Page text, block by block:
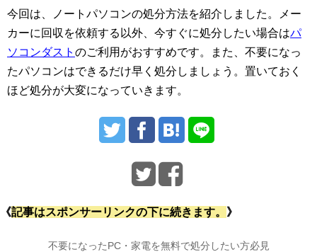
今回は、ノートパソコンの処分方法を紹介しました。メー
カーに回収を依頼する以外、今すぐに処分したい場合はパ
ソコンダスト のご利用がおすすめです。また、不要になっ
たパソコンはできるだけ早く処分しましょう。置いておく
ほど処分が大変になっていきます。
《記事はスポンサーリンクの下に続きます。 》
不要になったPC・家電を無料で処分したい方必見